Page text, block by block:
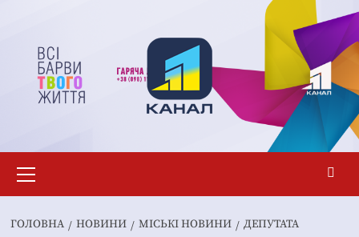
вмісту
меню
ГОЛОВНА НОВИНИ MІСЬКІ НОВИНИ
ДЕПУТАТА